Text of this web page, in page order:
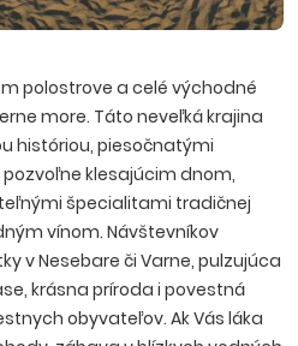
polostrove a celé východné
more. Táto neveľká krajina
históriou, piesočnatými
klesajúcim dnom,
špecialitami tradičnej
vínom. Návštevníkov
v Nesebare či Varne, pulzujúca
krásna príroda i povestná
obyvateľov. Ak Vás láka